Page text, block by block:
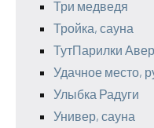
Три медведя
Тройка, сауна
ТутПарилки
Удачное место,
Улыбка Радуги
Универ, сауна